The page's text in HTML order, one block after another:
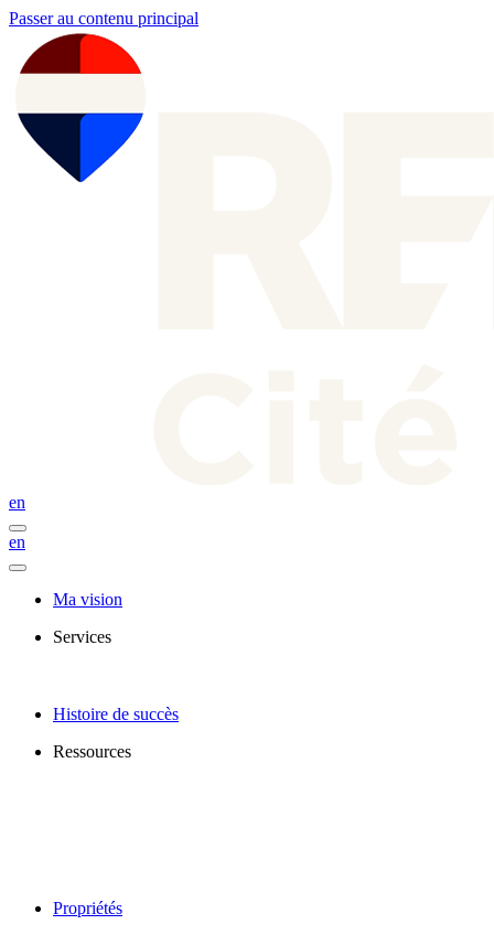
Passer au contenu principal
en
en
Ma vision
Services
Histoire de succès
Ressources
Propriétés